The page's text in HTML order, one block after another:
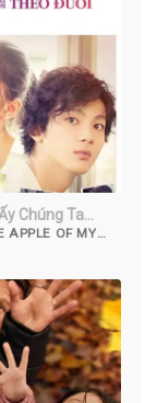
Chúng Ta
APPLE OF MY